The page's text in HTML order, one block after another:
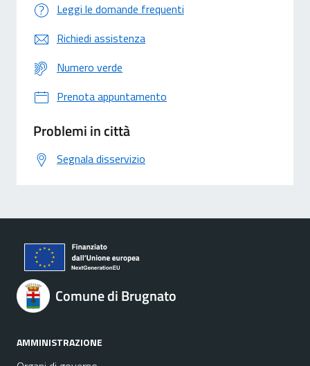
Leggi le domande frequenti
Richiedi assistenza
Numero verde
Prenota appuntamento
Problemi in città
Segnala disservizio
Comune di Brugnato
AMMINISTRAZIONE